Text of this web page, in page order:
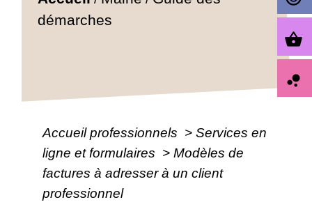
démarches
Accueil professionnels > Services en
ligne et formulaires > Modèles de
factures à adresser à un client
professionnel
shopping_basket
bubble_chart